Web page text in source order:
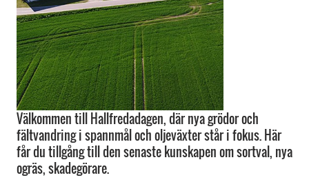
Välkommen till Hallfredadagen, där nya grödor och
fältvandring i spannmål och oljeväxter står i fokus. Här
får du tillgång till den senaste kunskapen om sortval, nya
ogräs, skadegörare.